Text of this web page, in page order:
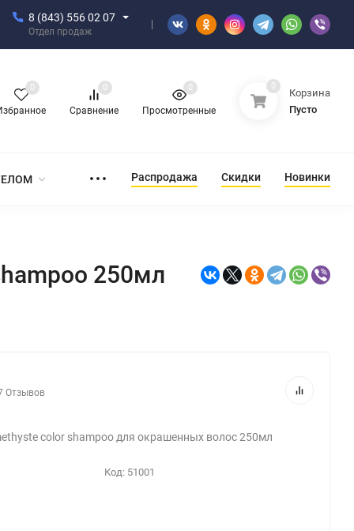
8 (843) 556 02 07
Отдел продаж
0
Сравнение
0
Просмотренные
0 0
Корзина
Пусто
Распродажа Скидки Новинки
250мл
Отзывов
color shampoo для окрашенных волос 250мл
Код: 51001